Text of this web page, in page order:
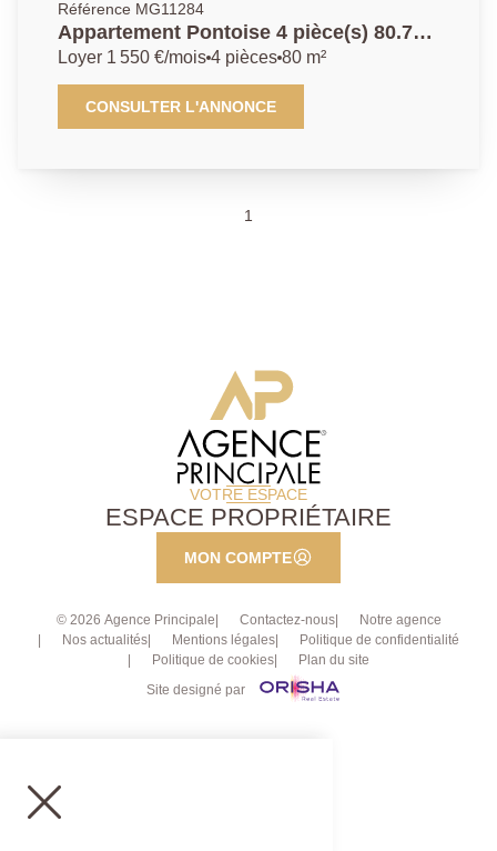
Référence MG11284
Appartement Pontoise 4 pièce(s) 80.74
m2
Loyer 1 550 €/mois 4 pièces 80 m²
CONSULTER L'ANNONCE
1
VOTRE ESPACE
ESPACE PROPRIÉTAIRE
MON COMPTE
© 2026 Agence Principale Contactez-nous
Notre agence
Nos actualités
Mentions légales
Politique de confidentialité
Politique de cookies
Plan du site
Site designé par